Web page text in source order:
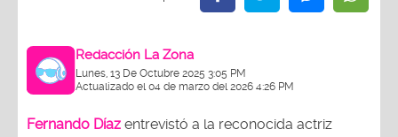
Redacción La Zona
Lunes, 13 De Octubre 2025 3:05 PM
Actualizado el 04 de marzo del 2026 4:26 PM
Fernando Díaz entrevistó a la reconocida actriz